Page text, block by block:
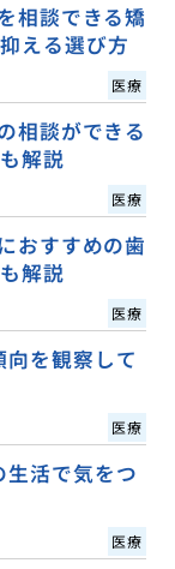
相談できる矯
える選び方
医療
相談ができる
解説
医療
おすすめの歯
解説
医療
を観察して
医療
活で気をつ
医療